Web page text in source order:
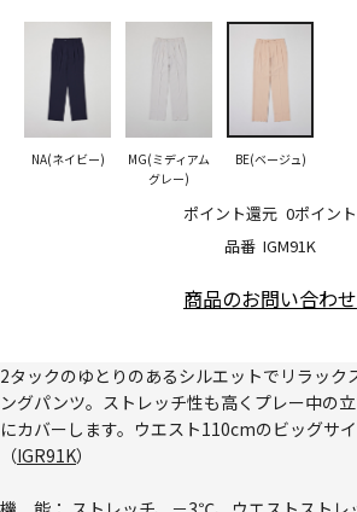
品番 IGM91K
ポイント還元 0ポイント
NA(ネイビー)
MG(ミディアム
グレー)
BE(ベージュ)
商品のお問い合わせ
2タックのゆとりのあるシルエットでリラック
ングパンツ。ストレッチ性も高くプレー中の
にカバーします。ウエスト110cmのビッグサ
（IGR91K）